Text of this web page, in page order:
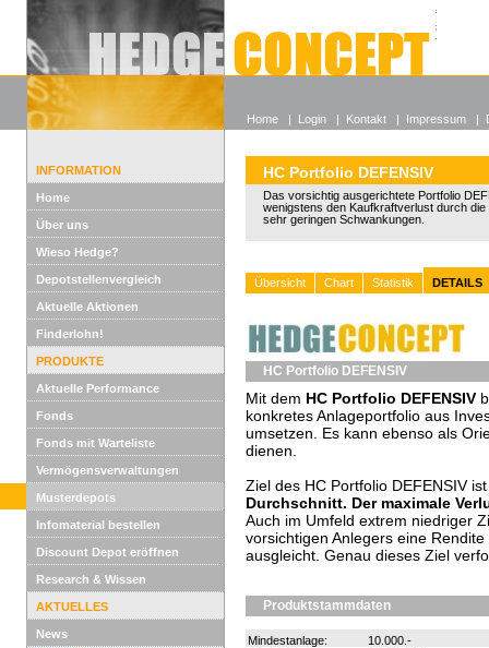
Alle
Wieso
INFORMATION
Home
Über uns
Wieso Hedge?
Depotstellenvergleich
Aktuelle Aktionen
Finderlohn!
PRODUKTE
Aktuelle Performance
Fonds
Fonds mit Warteliste
Vermögensverwaltungen
Musterdepots
Infomaterial bestellen
Discount Depot eröffnen
Research & Wissen
AKTUELLES
News
HC Portfolio DEFENSIV
Das vorsichtig ausgerichtete Portfolio
wenigstens den Kaufkraftverlust durch
sehr geringen Schwankungen.
Übersicht Chart Statistik DETAILS
HC Portfolio DEFENSIV
Mit dem HC Portfolio DEFENSIV
konkretes Anlageportfolio aus
umsetzen. Es kann ebenso als
dienen.
Ziel des HC Portfolio DEFENSIV
Durchschnitt. Der maximale
Auch im Umfeld extrem niedriger
vorsichtigen Anlegers eine
ausgleicht. Genau dieses Ziel
Produktstammdaten
Mindestanlage:
10.000.-
Home | Login | Kontakt | Impressum |